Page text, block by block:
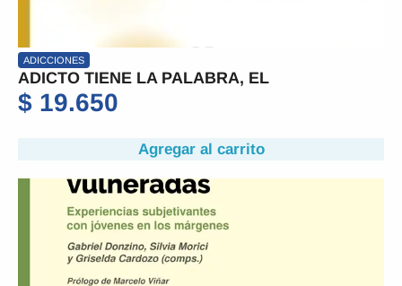
ADICCIONES
ADICTO TIENE LA PALABRA, EL
$ 19.650
Agregar al carrito